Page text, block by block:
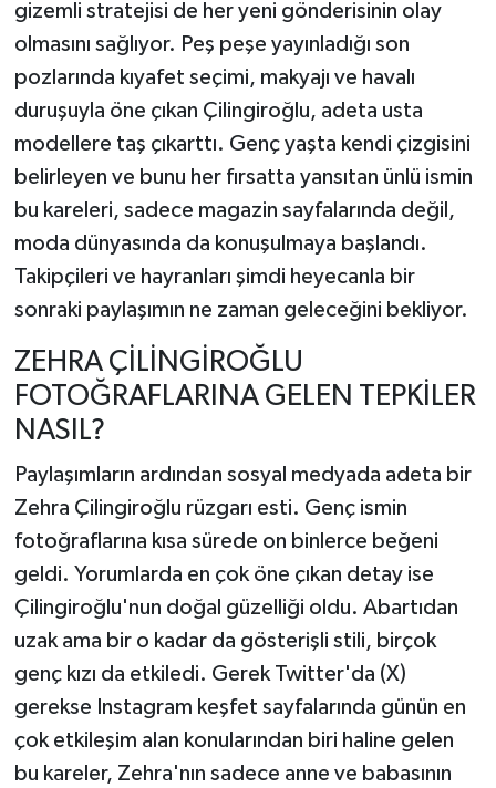
gizemli stratejisi de her yeni gönderisinin olay
olmasını sağlıyor. Peş peşe yayınladığı son
pozlarında kıyafet seçimi, makyajı ve havalı
duruşuyla öne çıkan Çilingiroğlu, adeta usta
modellere taş çıkarttı. Genç yaşta kendi çizgisini
belirleyen ve bunu her fırsatta yansıtan ünlü ismin
bu kareleri, sadece magazin sayfalarında değil,
moda dünyasında da konuşulmaya başlandı.
Takipçileri ve hayranları şimdi heyecanla bir
sonraki paylaşımın ne zaman geleceğini bekliyor.
ZEHRA ÇİLİNGİROĞLU
FOTOĞRAFLARINA GELEN TEPKİLER
NASIL?
Paylaşımların ardından sosyal medyada adeta bir
Zehra Çilingiroğlu rüzgarı esti. Genç ismin
fotoğraflarına kısa sürede on binlerce beğeni
geldi. Yorumlarda en çok öne çıkan detay ise
Çilingiroğlu'nun doğal güzelliği oldu. Abartıdan
uzak ama bir o kadar da gösterişli stili, birçok
genç kızı da etkiledi. Gerek Twitter'da (X)
gerekse Instagram keşfet sayfalarında günün en
çok etkileşim alan konularından biri haline gelen
bu kareler, Zehra'nın sadece anne ve babasının